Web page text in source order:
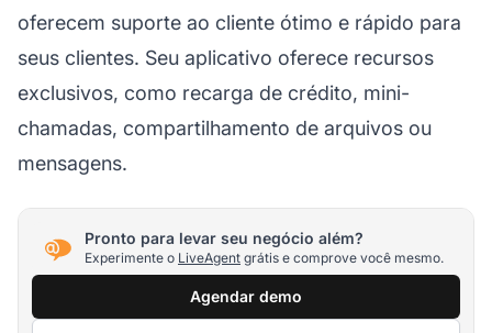
oferecem suporte ao cliente ótimo e rápido para
seus clientes. Seu aplicativo oferece recursos
exclusivos, como recarga de crédito, mini-
chamadas, compartilhamento de arquivos ou
mensagens.
Pronto para levar seu negócio além?
Experimente o LiveAgent grátis e comprove você mesmo.
Agendar demo